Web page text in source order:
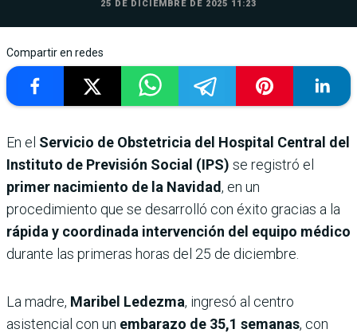
25 DE DICIEMBRE DE 2025 11:23
Compartir en redes
En el Servicio de Obstetricia del Hospital Central del
Instituto de Previsión Social (IPS) se registró el
primer nacimiento de la Navidad, en un
procedimiento que se desarrolló con éxito gracias a la
rápida y coordinada intervención del equipo médico
durante las primeras horas del 25 de diciembre.
La madre, Maribel Ledezma, ingresó al centro
asistencial con un embarazo de 35,1 semanas, con